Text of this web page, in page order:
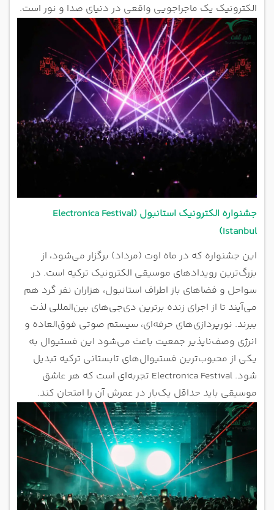
الکترونیک یک ماجراجویی واقعی در دنیای صدا و نور است.
جشنواره الکترونیک استانبول (Electronica Festival
Istanbul)
این جشنواره که در ماه اوت (مرداد) برگزار می‌شود، از
بزرگ‌ترین رویدادهای موسیقی الکترونیک ترکیه است. در
سواحل و فضاهای باز اطراف استانبول، هزاران نفر گرد هم
می‌آیند تا از اجرای زنده برترین دی‌جی‌های بین‌المللی لذت
ببرند. نورپردازی‌های حرفه‌ای، سیستم صوتی فوق‌العاده و
انرژی وصف‌ناپذیر جمعیت باعث می‌شود این فستیوال به
یکی از محبوب‌ترین فستیوال‌های تابستانی ترکیه تبدیل
شود. Electronica Festival تجربه‌ای است که هر عاشق
موسیقی باید حداقل یک‌بار در عمرش آن را امتحان کند.